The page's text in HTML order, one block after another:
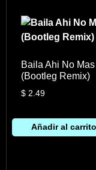
Baila Ahi No Mas
(Bootleg Remix)
$2.49
Añadir al carrito